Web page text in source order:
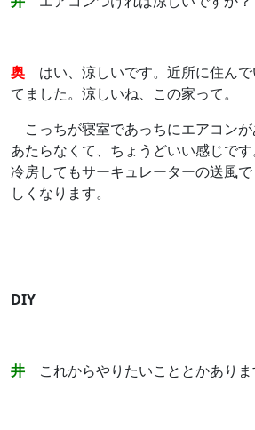
奥 はい、涼しいです。近所に住ん
てました。涼しいね、この家って。
こっちが寝室であっちにエアコン
あたらなくて、ちょうどいい感じで
冷房してもサーキュレーターの送風
しくなります。
DIY
井 これからやりたいこととかありま